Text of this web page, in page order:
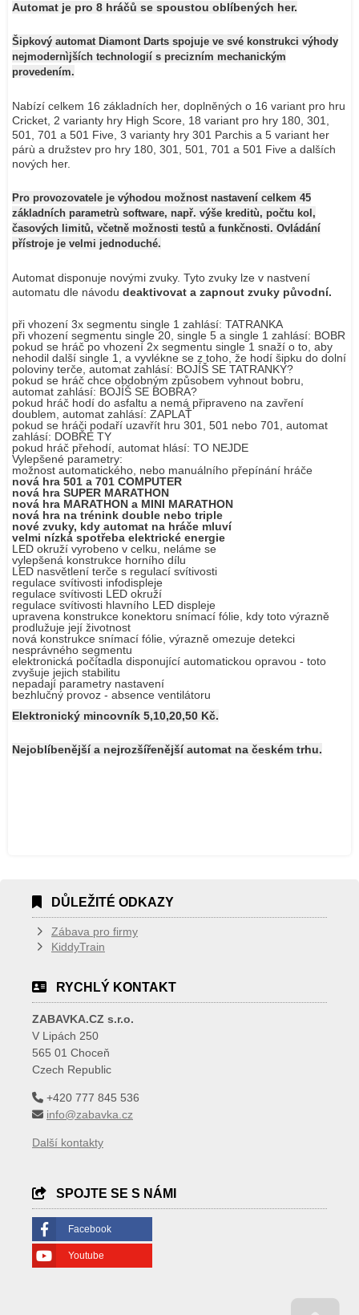
Automat je pro 8 hráčů se spoustou oblíbených her.
Šipkový automat Diamont Darts spojuje ve své konstrukci výhody
nejmodernìjších technologií s precizním mechanickým
provedením.
Nabízí celkem 16 základních her, doplněných o 16 variant pro hru
Cricket, 2 varianty hry High Score, 18 variant pro hry 180, 301,
501, 701 a 501 Five, 3 varianty hry 301 Parchis a 5 variant her
párù a družstev pro hry 180, 301, 501, 701 a 501 Five a dalších
nových her.
Pro provozovatele je výhodou možnost nastavení celkem 45
základních parametrù software, např. výše kreditù, počtu kol,
časových limitů, včetně možnosti testů a funkčnosti. Ovládání
přístroje je velmi jednoduché.
Automat disponuje novými zvuky. Tyto zvuky lze v nastvení
automatu dle návodu deaktivovat a zapnout zvuky původní.
při vhození 3x segmentu single 1 zahlásí: TATRANKA
při vhození segmentu single 20, single 5 a single 1 zahlásí: BOBR
pokud se hráč po vhození 2x segmentu single 1 snaží o to, aby
nehodil další single 1, a vyvlékne se z toho, že hodí šipku do dolní
poloviny terče, automat zahlásí: BOJÍŠ SE TATRANKY?
pokud se hráč chce obdobným způsobem vyhnout bobru,
automat zahlásí: BOJÍŠ SE BOBRA?
pokud hráč hodí do asfaltu a nemá připraveno na zavření
doublem, automat zahlásí: ZAPLAŤ
pokud se hráči podaří uzavřít hru 301, 501 nebo 701, automat
zahlásí: DOBŘE TY
pokud hráč přehodí, automat hlásí: TO NEJDE
Vylepšené parametry:
možnost automatického, nebo manuálního přepínání hráče
nová hra 501 a 701 COMPUTER
nová hra SUPER MARATHON
nová hra MARATHON a MINI MARATHON
nová hra na trénink double nebo triple
nové zvuky, kdy automat na hráče mluví
velmi nízká spotřeba elektrické energie
LED okruží vyrobeno v celku, neláme se
vylepšená konstrukce horního dílu
LED nasvětlení terče s regulací svítivosti
regulace svítivosti infodispleje
regulace svítivosti LED okruží
regulace svítivosti hlavního LED displeje
upravena konstrukce konektoru snímací fólie, kdy toto výrazně
prodlužuje její životnost
nová konstrukce snímací fólie, výrazně omezuje detekci
nesprávného segmentu
elektronická počítadla disponující automatickou opravou - toto
zvyšuje jejich stabilitu
nepadají parametry nastavení
bezhlučný provoz - absence ventilátoru
Elektronický mincovník 5,10,20,50 Kč.
Nejoblíbenější a nejrozšířenější automat na českém trhu.
DŮLEŽITÉ ODKAZY
Zábava pro firmy
KiddyTrain
RYCHLÝ KONTAKT
ZABAVKA.CZ s.r.o.
V Lipách 250
565 01 Choceň
Czech Republic
+420 777 845 536
info@zabavka.cz
Další kontakty
SPOJTE SE S NÁMI
Facebook
Youtube